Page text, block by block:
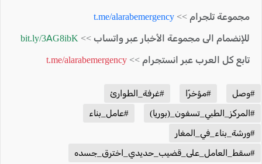
مجموعة تلجرام >> t.me/alarabemergency
للإنضمام الى مجموعة الأخبار عبر واتساب >> bit.ly/3AG8ibK
تابع كل العرب عبر انستجرام >> t.me/alarabemergency
#وصل #مؤخرًا
#غرفة_الطوارئ
#المركز_الطبي_تسفون_(بوريا)
#عامل_بناء
#ورشة_بناء_في_المغار
#سقط_العامل_على_قضيب_حديدي_اخترق_جسده